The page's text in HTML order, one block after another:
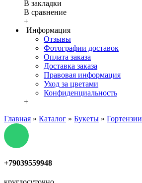
В закладки
В сравнение
+
Информация
Отзывы
Фотографии доставок
Оплата заказа
Доставка заказа
Правовая информация
Уход за цветами
Конфиденциальность
+
Главная » Каталог » Букеты » Гортензии
+79039559948